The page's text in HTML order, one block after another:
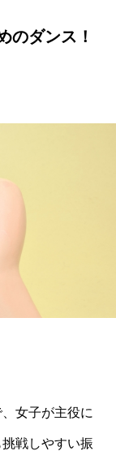
のダンス！
女子が主役に
戦しやすい振